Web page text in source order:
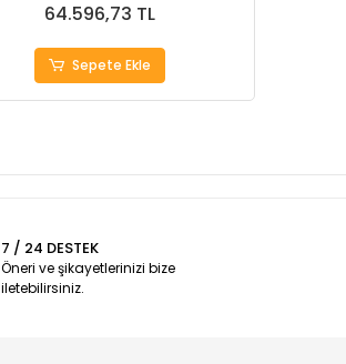
64.596,73 TL
Sepete Ekle
7 / 24 DESTEK
Öneri ve şikayetlerinizi bize
iletebilirsiniz.